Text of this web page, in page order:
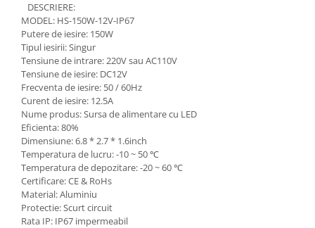
DESCRIERE:
MODEL: HS-150W-12V-IP67
Putere de iesire: 150W
Tipul iesirii: Singur
Tensiune de intrare: 220V sau AC110V
Tensiune de iesire: DC12V
Frecventa de iesire: 50 / 60Hz
Curent de iesire: 12.5A
Nume produs: Sursa de alimentare cu LED
Eficienta: 80%
Dimensiune: 6.8 * 2.7 * 1.6inch
Temperatura de lucru: -10 ~ 50 ℃
Temperatura de depozitare: -20 ~ 60 ℃
Certificare: CE & RoHs
Material: Aluminiu
Protectie: Scurt circuit
Rata IP: IP67 impermeabil